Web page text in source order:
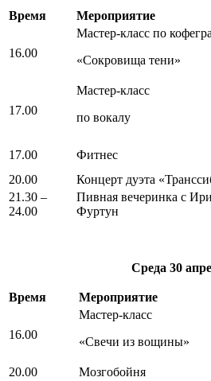
Время Мероприятие
16.00
Мастер-класс по
«Сокровища тени»
17.00
Мастер-класс
по вокалу
17.00 Фитнес
20.00
Концерт дуэта
21.30 –
24.00
Пивная вечеринка с
Фуртун
Среда 30
Время Мероприятие
16.00
Мастер-класс
«Свечи из вощины»
20.00 Мозгобойня